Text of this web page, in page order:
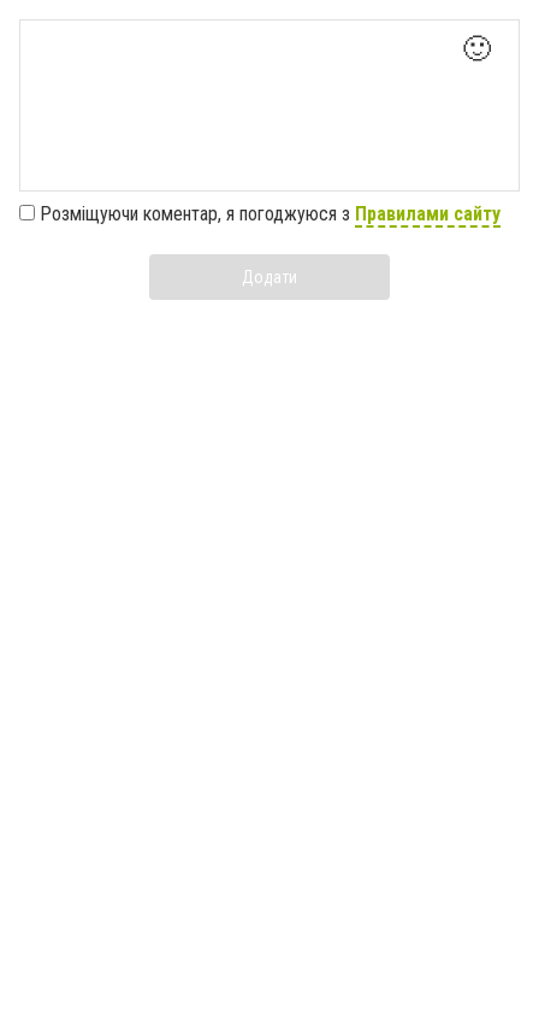
🙂
Розміщуючи коментар, я погоджуюся з Правилами сайту
Додати